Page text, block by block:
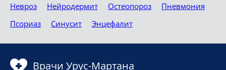
Невроз
Нейродермит Остеопороз
Пневмония
Псориаз
Синусит Энцефалит
Врачи Урус-Мартана